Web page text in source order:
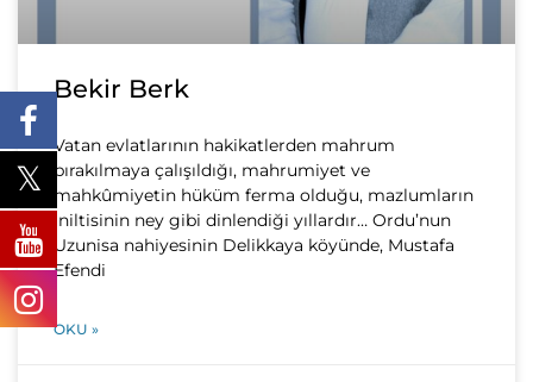
Bekir Berk
Vatan evlatlarının hakikatlerden mahrum
bırakılmaya çalışıldığı, mahrumiyet ve
mahkûmiyetin hüküm ferma olduğu, mazlumların
iniltisinin ney gibi dinlendiği yıllardır… Ordu’nun
Uzunisa nahiyesinin Delikkaya köyünde, Mustafa
Efendi
OKU »